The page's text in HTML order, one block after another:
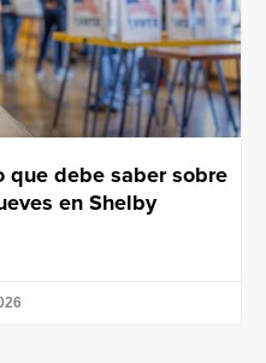
que debe saber sobre
en Shelby